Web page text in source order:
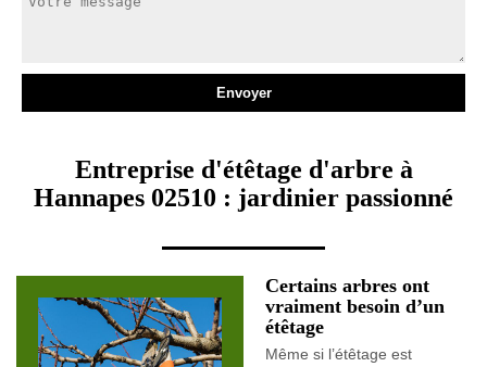
Entreprise d'étêtage d'arbre à
Hannapes 02510 : jardinier passionné
Certains arbres ont
vraiment besoin d’un
étêtage
Même si l’étêtage est